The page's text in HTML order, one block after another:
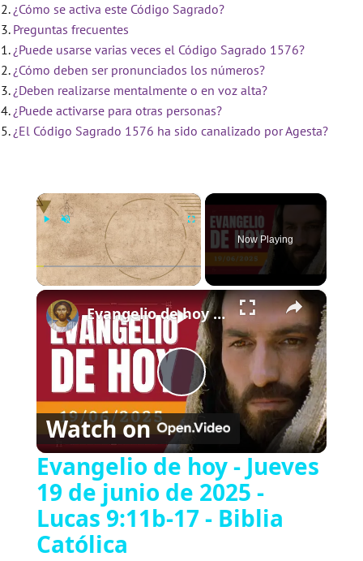
¿Cómo se activa este Código Sagrado?
Preguntas frecuentes
¿Puede usarse varias veces el Código Sagrado 1576?
¿Cómo deben ser pronunciados los números?
¿Deben realizarse mentalmente o en voz alta?
¿Puede activarse para otras personas?
¿El Código Sagrado 1576 ha sido canalizado por Agesta?
×
Fullscreen
Now Playing
×
P
l
a
Evangelio de hoy - Jueves 19 de junio de 2025 - Lucas 9:11b-17 - Biblia Católica
Watch on
Evangelio de hoy - Jueves
19 de junio de 2025 -
Lucas 9:11b-17 - Biblia
Católica